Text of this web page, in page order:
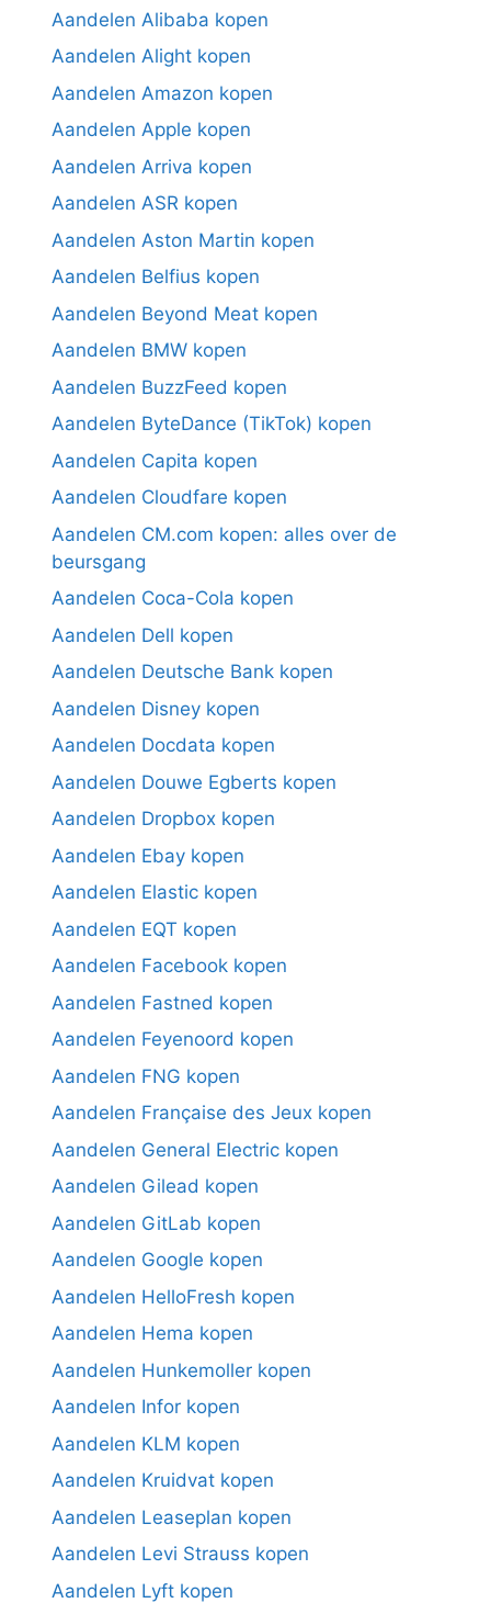
Aandelen Alibaba kopen
Aandelen Alight kopen
Aandelen Amazon kopen
Aandelen Apple kopen
Aandelen Arriva kopen
Aandelen ASR kopen
Aandelen Aston Martin kopen
Aandelen Belfius kopen
Aandelen Beyond Meat kopen
Aandelen BMW kopen
Aandelen BuzzFeed kopen
Aandelen ByteDance (TikTok) kopen
Aandelen Capita kopen
Aandelen Cloudfare kopen
Aandelen CM.com kopen: alles over de
beursgang
Aandelen Coca-Cola kopen
Aandelen Dell kopen
Aandelen Deutsche Bank kopen
Aandelen Disney kopen
Aandelen Docdata kopen
Aandelen Douwe Egberts kopen
Aandelen Dropbox kopen
Aandelen Ebay kopen
Aandelen Elastic kopen
Aandelen EQT kopen
Aandelen Facebook kopen
Aandelen Fastned kopen
Aandelen Feyenoord kopen
Aandelen FNG kopen
Aandelen Française des Jeux kopen
Aandelen General Electric kopen
Aandelen Gilead kopen
Aandelen GitLab kopen
Aandelen Google kopen
Aandelen HelloFresh kopen
Aandelen Hema kopen
Aandelen Hunkemoller kopen
Aandelen Infor kopen
Aandelen KLM kopen
Aandelen Kruidvat kopen
Aandelen Leaseplan kopen
Aandelen Levi Strauss kopen
Aandelen Lyft kopen